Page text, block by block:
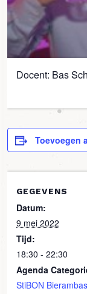
Docent: Bas
Toevoegen
GEGEVENS
Datum:
9 mei 2022
Tijd:
18:30 - 22:30
Agenda
StiBON